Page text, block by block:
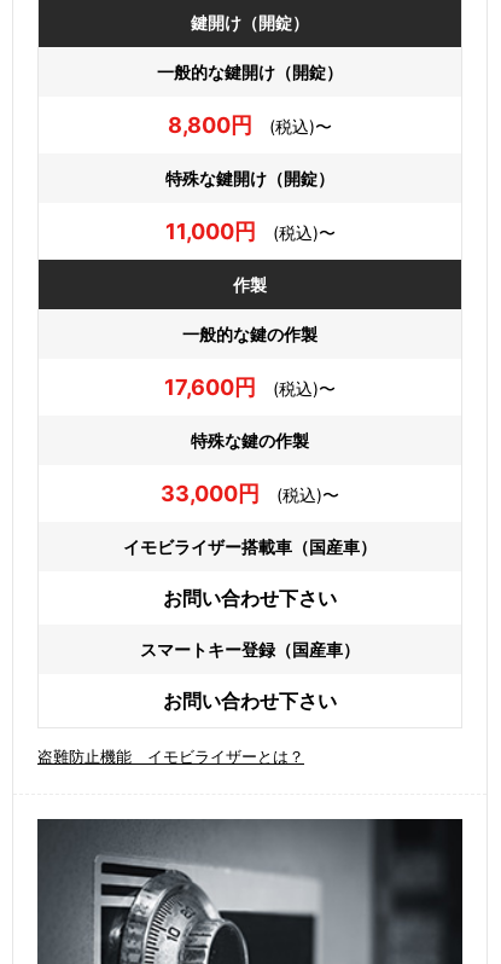
鍵開け（開錠）
一般的な鍵開け（開錠）
8,800円 (税込)〜
特殊な鍵開け（開錠）
11,000円 (税込)〜
作製
一般的な鍵の作製
17,600円 (税込)〜
特殊な鍵の作製
33,000円 (税込)〜
イモビライザー搭載車（国産車）
お問い合わせ下さい
スマートキー登録（国産車）
お問い合わせ下さい
盗難防止機能 イモビライザーとは？